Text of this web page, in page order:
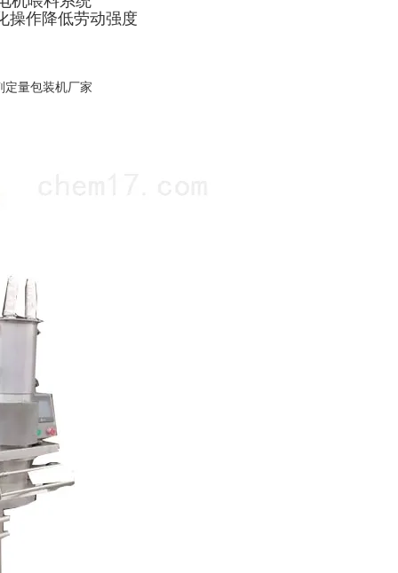
操作降低劳动强度